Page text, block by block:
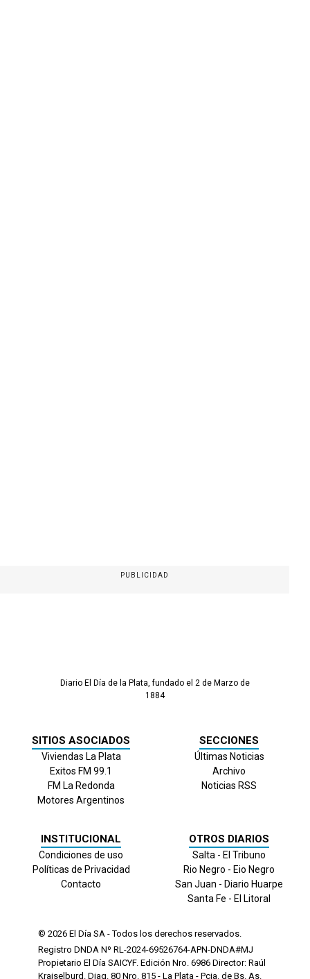
PUBLICIDAD
Diario El Día de la Plata, fundado el 2 de Marzo de
1884
SITIOS ASOCIADOS
Viviendas La Plata
Exitos FM 99.1
FM La Redonda
Motores Argentinos
SECCIONES
Últimas Noticias
Archivo
Noticias RSS
INSTITUCIONAL
Condiciones de uso
Políticas de Privacidad
Contacto
OTROS DIARIOS
Salta - El Tribuno
Rio Negro - Eio Negro
San Juan - Diario Huarpe
Santa Fe - El Litoral
© 2026 El Día SA - Todos los derechos reservados.
Registro DNDA Nº RL-2024-69526764-APN-DNDA#MJ
Propietario El Día SAICYF. Edición Nro. 6986 Director: Raúl
Kraiselburd. Diag. 80 Nro. 815 - La Plata - Pcia. de Bs. As.